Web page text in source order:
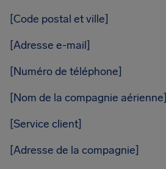
[Code postal et ville]
[Adresse e-mail]
[Numéro de téléphone]
[Nom de la compagnie aérienne]
[Service client]
[Adresse de la compagnie]